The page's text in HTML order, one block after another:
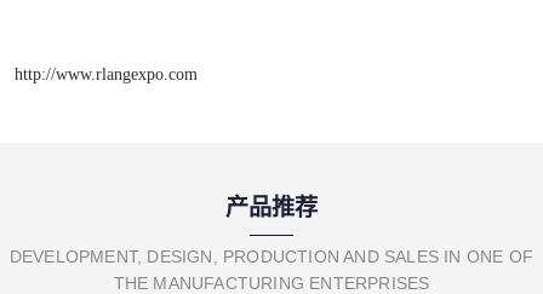
http://www.rlangexpo.com
产品推荐
DEVELOPMENT, DESIGN, PRODUCTION AND SALES IN ONE OF
THE MANUFACTURING ENTERPRISES